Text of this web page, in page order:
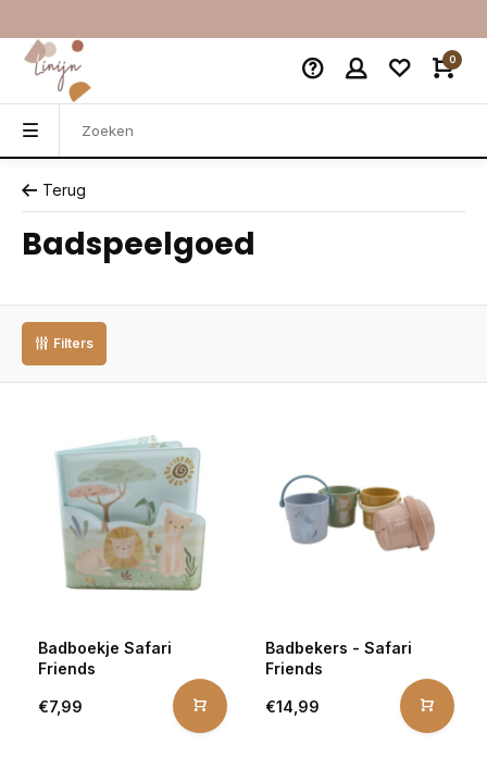
0
Terug
Badspeelgoed
Filters
Badboekje Safari
Friends
€7,99
Badbekers - Safari
Friends
€14,99